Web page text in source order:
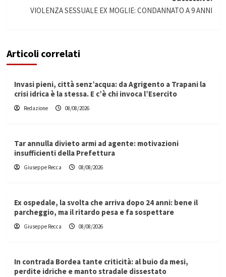
VIOLENZA SESSUALE EX MOGLIE: CONDANNATO A 9 ANNI
Articoli correlati
Invasi pieni, città senz’acqua: da Agrigento a Trapani la
crisi idrica è la stessa. E c’è chi invoca l’Esercito
Redazione 08/08/2026
Tar annulla divieto armi ad agente: motivazioni
insufficienti della Prefettura
Giuseppe Recca 08/08/2026
Ex ospedale, la svolta che arriva dopo 24 anni: bene il
parcheggio, ma il ritardo pesa e fa sospettare
Giuseppe Recca 08/08/2026
In contrada Bordea tante criticità: al buio da mesi,
perdite idriche e manto stradale dissestato